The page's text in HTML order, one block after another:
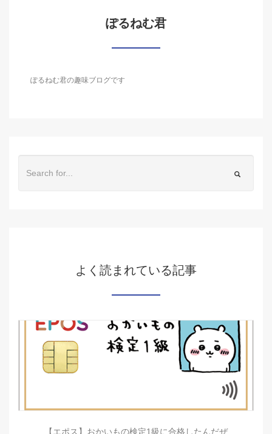
ぽるねむ君
ぽるねむ君の趣味ブログです
よく読まれている記事
【エポス】おかいもの検定1級に合格したんだぜ